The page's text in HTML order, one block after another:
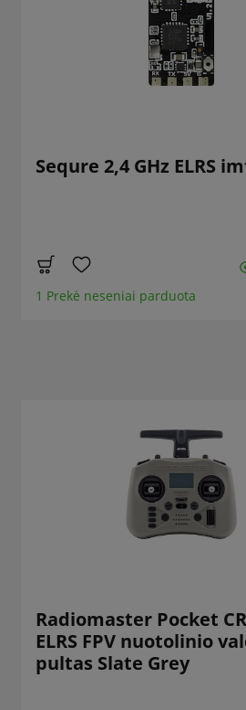
Sequre 2,4 GHz ELRS
1 Prekė neseniai parduota
Radiomaster Pocket
ELRS FPV nuotolinio
pultas Slate Grey